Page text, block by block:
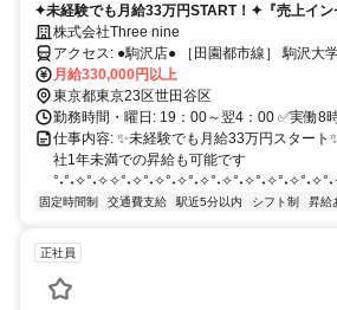
✦未経験でも月給33万円START！✦『売上イン
に給与Up！』異業種からの転職者多数の大手
す！【週休2日】
株式会社Three nine
アクセス: ●駒沢店● ［田園都市線］ 駒沢大学駅から徒歩2分 ［世田谷
線］ 三軒茶屋駅から徒歩15分 -------------------------------------- ●代々木店
● ［山手線］ 代々木駅から徒歩1分 ［山手線
------------------------------------- ●明大前店● ［京王線］ 明大前駅から徒
歩2分 ［井の頭線］ 下北沢駅から徒歩15分 -----------------------------------
--- ●経堂店● ［小田急線］ 経堂駅から徒歩2分 ［世田谷線］ 千歳船橋
駅から徒歩15分 -------------------------------------- ●用賀店● ［田園都市
線］ 用賀駅から徒歩2分 ［大井町線］ 二子玉川
ヶ谷大蔵駅から徒歩2分 ［小田急小田原線］
12分
月給330,000円以上
東京都東京23区世田谷区
勤務時間・曜日: 19：00～翌4：00 ✅実働8
仕事内容: ✨未経験でも月給33万円スター
社1年未満での昇給も可能です
固定時間制 交通費支給 駅近5分以内 シフト制 昇給
正社員